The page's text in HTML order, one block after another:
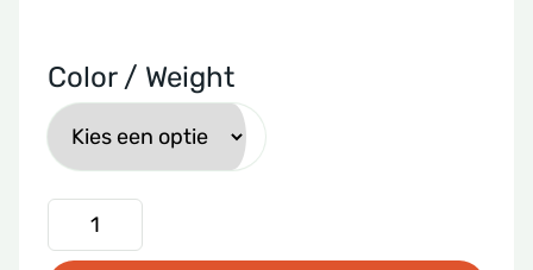
Color / Weight
Westside
Discs